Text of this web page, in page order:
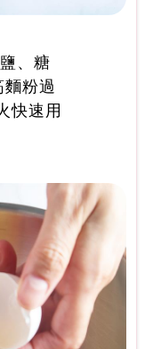
、糖
粉過
快速用